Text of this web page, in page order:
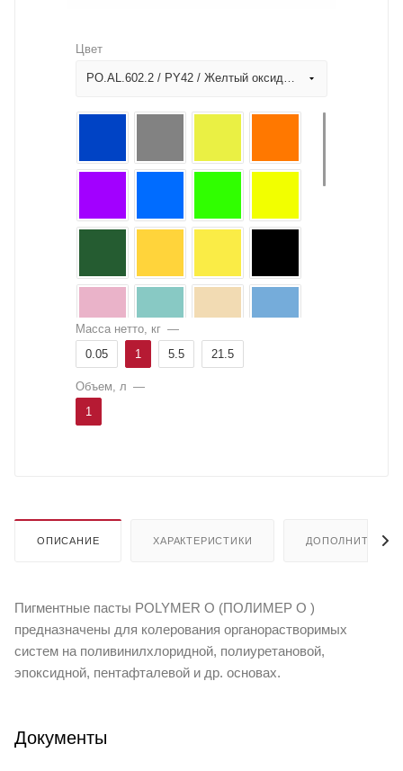
Цвет
PO.AL.602.2 / PY42 / Желтый оксидный
Масса нетто, кг —
0.05
1 5.5 21.5
Объем, л —
1
ОПИСАНИЕ ХАРАКТЕРИСТИКИ
Пигментные пасты POLYMER O (ПОЛИМЕР O )
предназначены для колерования органорастворимых
систем на поливинилхлоридной, полиуретановой,
эпоксидной, пентафталевой и др. основах.
Документы